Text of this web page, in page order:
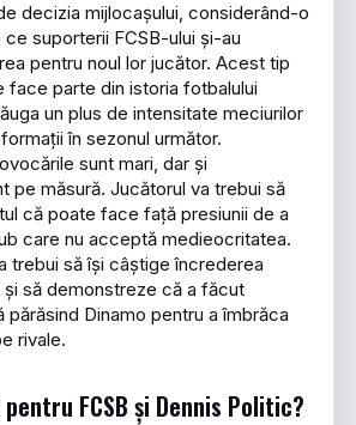
decizia mijlocașului, considerând-o
suporterii FCSB-ului și-au
pentru noul lor jucător. Acest tip
face parte din istoria fotbalului
un plus de intensitate meciurilor
în sezonul următor.
sunt mari, dar și
pe măsură. Jucătorul va trebui să
că poate face față presiunii de a
care nu acceptă medieocritatea.
trebui să își câștige încrederea
și să demonstreze că a făcut
Dinamo pentru a îmbrăca
rivale.
pentru FCSB și Dennis Politic?